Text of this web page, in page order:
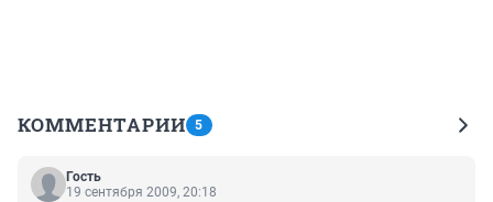
КОММЕНТАРИИ 5
Гость
19 сентября 2009, 20:18